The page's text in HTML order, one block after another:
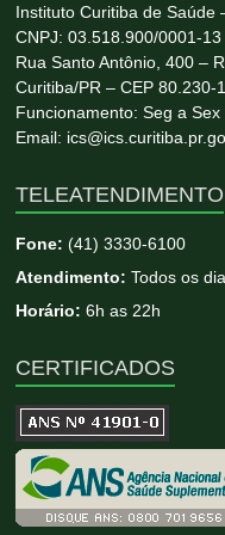
Instituto Curitiba de Saúde
CNPJ: 03.518.900/0001-13
Rua Santo Antônio, 400 –
Curitiba/PR – CEP 80.230-
Funcionamento: Seg a
Email:
TELEATENDIMENTO
Fone:(41) 3330-6100
Atendimento: Todos os
Horário: 6h as 22h
CERTIFICADOS